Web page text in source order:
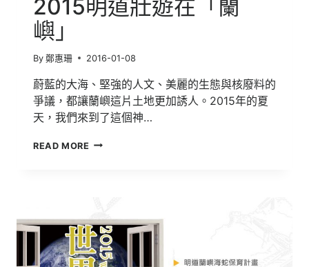
2015明道壯遊在「蘭
嶼」
By 鄭惠珊 2016-01-08
蔚藍的大海、堅強的人文、美麗的生態與核廢料的
爭議，都讓蘭嶼這片土地更加誘人。2015年的夏
天，我們來到了這個神…
READ MORE 明
保
育
計
畫